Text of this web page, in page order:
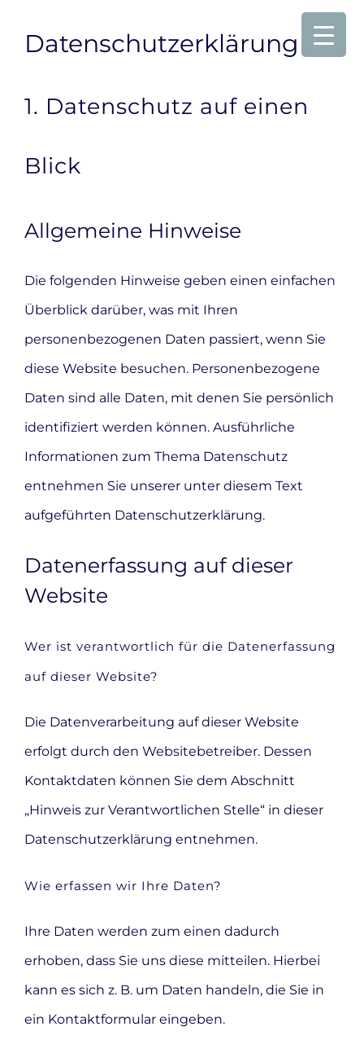
Datenschutz­erklärung
1. Datenschutz auf einen
Blick
Allgemeine Hinweise
Die folgenden Hinweise geben einen einfachen
Überblick darüber, was mit Ihren
personenbezogenen Daten passiert, wenn Sie
diese Website besuchen. Personenbezogene
Daten sind alle Daten, mit denen Sie persönlich
identifiziert werden können. Ausführliche
Informationen zum Thema Datenschutz
entnehmen Sie unserer unter diesem Text
aufgeführten Datenschutzerklärung.
Datenerfassung auf dieser
Website
Wer ist verantwortlich für die Datenerfassung
auf dieser Website?
Die Datenverarbeitung auf dieser Website
erfolgt durch den Websitebetreiber. Dessen
Kontaktdaten können Sie dem Abschnitt
„Hinweis zur Verantwortlichen Stelle“ in dieser
Datenschutzerklärung entnehmen.
Wie erfassen wir Ihre Daten?
Ihre Daten werden zum einen dadurch
erhoben, dass Sie uns diese mitteilen. Hierbei
kann es sich z. B. um Daten handeln, die Sie in
ein Kontaktformular eingeben.